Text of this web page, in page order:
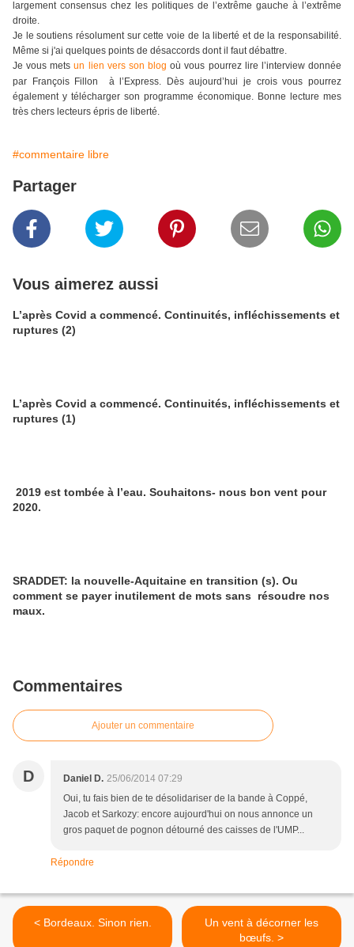
largement consensus chez les politiques de l’extrême gauche à l’extrême
droite.
Je le soutiens résolument sur cette voie de la liberté et de la responsabilité.
Même si j'ai quelques points de désaccords dont il faut débattre.
Je vous metsun lien vers son blog où vous pourrez lire l’interview donnée
par François Fillon à l’Express. Dès aujourd’hui je crois vous pourrez
également y télécharger son programme économique. Bonne lecture mes
très chers lecteurs épris de liberté.
#commentaire libre
Partager
Vous aimerez aussi
L’après Covid a commencé. Continuités, infléchissements et
ruptures (2)
L’après Covid a commencé. Continuités, infléchissements et
ruptures (1)
2019 est tombée à l’eau. Souhaitons- nous bon vent pour
2020.
SRADDET: la nouvelle-Aquitaine en transition (s). Ou
comment se payer inutilement de mots sans résoudre nos
maux.
Commentaires
Ajouter un commentaire
D Daniel D. 25/06/2014 07:29
Oui, tu fais bien de te désolidariser de la bande à Coppé,
Jacob et Sarkozy: encore aujourd'hui on nous annonce un
gros paquet de pognon détourné des caisses de l'UMP...
Répondre
< Bordeaux. Sinon rien.
Un vent à décorner les
bœufs. >